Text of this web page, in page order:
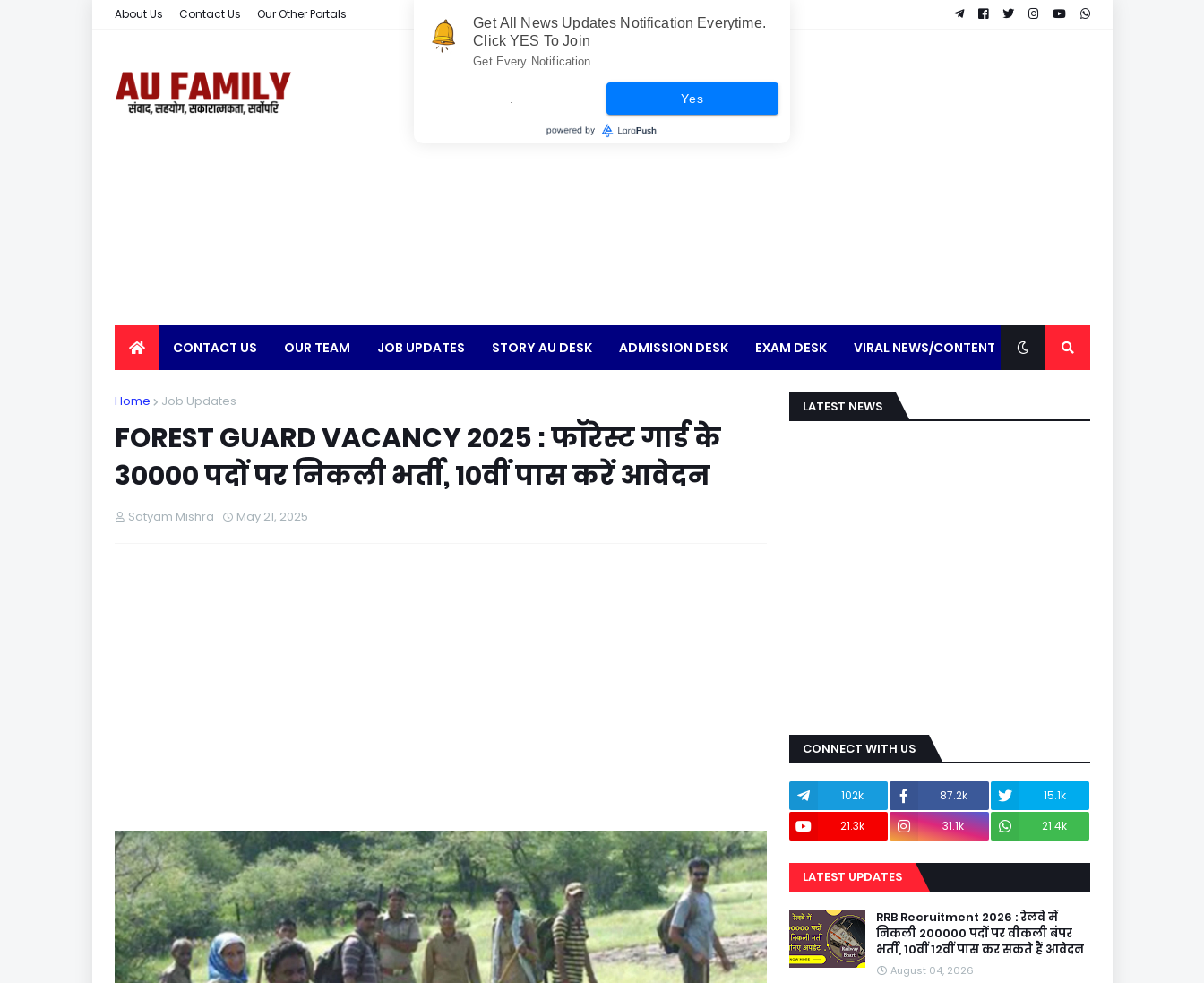
About Us Contact Us Our Other Portals
CONTACT US OUR TEAM JOB UPDATES STORY AU DESK ADMISSION DESK EXAM DESK VIRAL NEWS/CONTENT
EARN MONEY
Home Job Updates
FOREST GUARD VACANCY 2025 : फॉरेस्ट गार्ड के
30000 पदों पर निकली भर्ती, 10वीं पास करें आवेदन
Satyam Mishra May 21, 2025
LATEST NEWS
CONNECT WITH US
102k 87.2k
15.1k
21.3k
31.1k 21.4k
LATEST UPDATES
RRB Recruitment 2026 : रेलवे में
निकली 200000 पदों पर वीकली बंपर
भर्ती, 10वीं 12वीं पास कर सकते हैं आवेदन
August 04, 2026
Get All News Updates Notification Everytime.
Click YES To Join
Get Every Notification.
Yes